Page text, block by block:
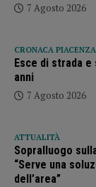
7 Agosto 2026
CRONACA PIACENZA
Esce di strada e
anni
7 Agosto 2026
ATTUALITÀ
Sopralluogo
“Serve una
dell’area”